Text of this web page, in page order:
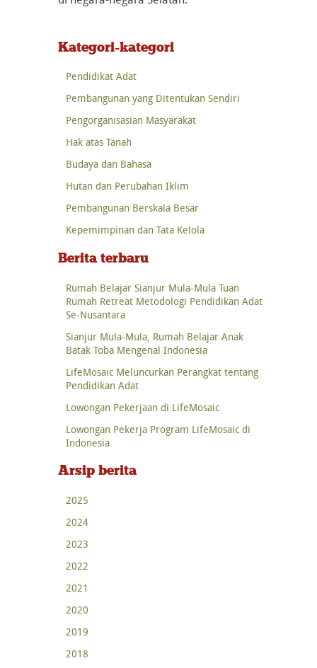
Kategori-kategori
Pendidikat Adat
Pembangunan yang Ditentukan Sendiri
Pengorganisasian Masyarakat
Hak atas Tanah
Budaya dan Bahasa
Hutan dan Perubahan Iklim
Pembangunan Berskala Besar
Kepemimpinan dan Tata Kelola
Berita terbaru
Rumah Belajar Sianjur Mula-Mula Tuan
Rumah Retreat Metodologi Pendidikan Adat
Se-Nusantara
Sianjur Mula-Mula, Rumah Belajar Anak
Batak Toba Mengenal Indonesia
LifeMosaic Meluncurkan Perangkat tentang
Pendidikan Adat
Lowongan Pekerjaan di LifeMosaic
Lowongan Pekerja Program LifeMosaic di
Indonesia
Arsip berita
2025
2024
2023
2022
2021
2020
2019
2018